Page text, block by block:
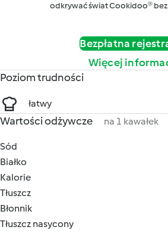
odkrywać świat Cookidoo®
Bezpłatna
Więcej
Poziom trudności
łatwy
Wartości odżywcze na 1 kawałek
Sód
Białko
Kalorie
Tłuszcz
Błonnik
Tłuszcz nasycony